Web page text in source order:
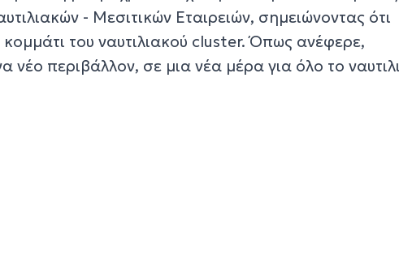
- Μεσιτικών Εταιρειών, σημειώνοντας ότι
κομμάτι του ναυτιλιακού cluster. Όπως ανέφερε,
νέο περιβάλλον, σε μια νέα μέρα για όλο το